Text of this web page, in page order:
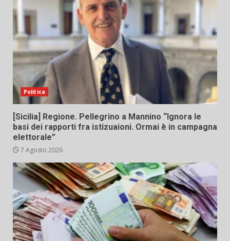
Politica
[Sicilia] Regione. Pellegrino a Mannino “Ignora le
basi dei rapporti fra istizuaioni. Ormai è in campagna
elettorale”
7 Agosto 2026